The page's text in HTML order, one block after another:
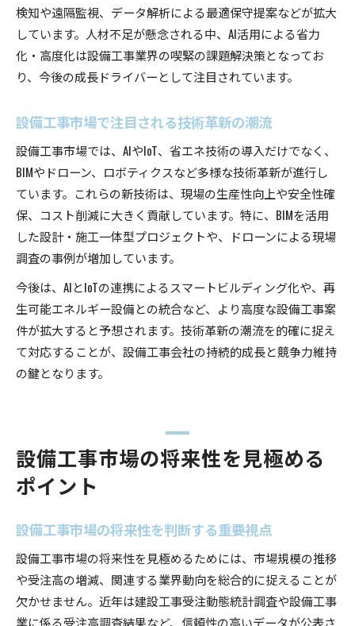
検知や遠隔監視、データ解析による最適保守提案などが拡大
しています。人材不足が懸念される中、AI活用による省力
化・高度化は設備工事業界の喫緊の課題解決策となってお
り、今後の成長ドライバーとして注目されています。
設備工事市場で注目される技術革新の潮流
設備工事市場では、AIやIoT、省エネ技術の導入だけでなく、
BIMやドローン、ロボティクスなど多様な技術革新が進行し
ています。これらの新技術は、現場の生産性向上や安全性確
保、コスト削減に大きく貢献しています。特に、BIMを活用
した設計・施工一体型プロジェクトや、ドローンによる現場
調査の事例が増加しています。
今後は、AIとIoTの連携によるスマートビルディング化や、再
生可能エネルギー設備との統合など、より高度な設備工事案
件が拡大すると予想されます。技術革新の潮流を的確に捉え
て対応することが、設備工事会社の持続的成長と競争力維持
の鍵となります。
設備工事市場の将来性を見極める
ポイント
設備工事市場の将来性を判断する重要視点
設備工事市場の将来性を見極めるためには、市場規模の推移
や受注高の増減、関連する業界動向を総合的に捉えることが
欠かせません。近年は建設工事受注動態統計調査や設備工事
業に係る受注高調査結果など、信頼性の高いデータが公表さ